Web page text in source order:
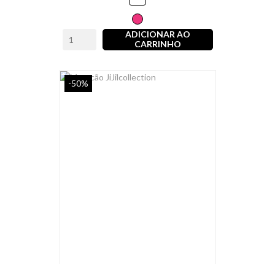
Rosa
ADICIONAR AO
CARRINHO
-50%